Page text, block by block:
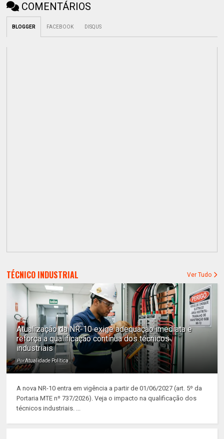
COMENTÁRIOS
BLOGGER FACEBOOK DISQUS
TÉCNICO INDUSTRIAL Ver Tudo
Atualização da NR-10 exige adequação imediata e
reforça a qualificação contínua dos técnicos
industriais
PorAtualidade Política
A nova NR-10 entra em vigência a partir de 01/06/2027 (art. 5º da
Portaria MTE nº 737/2026). Veja o impacto na qualificação dos
técnicos industriais. ...